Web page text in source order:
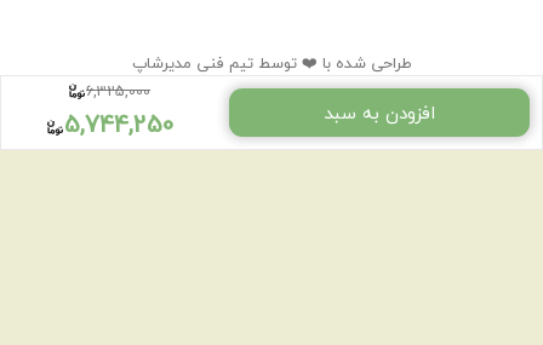
6,325,000
5,744,250 افزودن به سبد
طراحی شده با ❤️ توسط تیم فنی مدیرشاپ
تمام حقوق مادی و معنوی سایت متعلق به پرده روژان دیزاین می‌باشد.